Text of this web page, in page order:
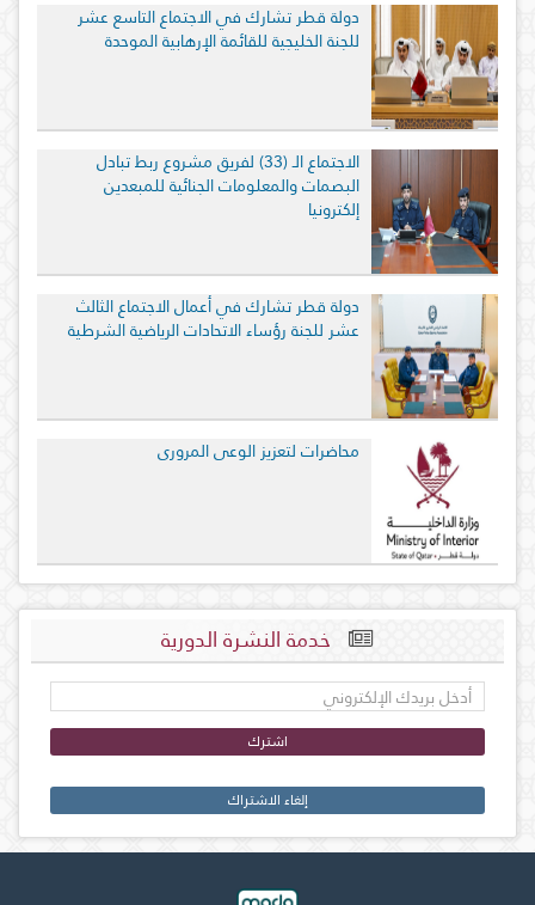
دولة قطر تشارك في الاجتماع التاسع عشر
للجنة الخليجية للقائمة الإرهابية الموحدة
الاجتماع الـ (33) لفريق مشروع ربط تبادل
البصمات والمعلومات الجنائية للمبعدين
إلكترونيا
دولة قطر تشارك في أعمال الاجتماع الثالث
عشر للجنة رؤساء الاتحادات الرياضية الشرطية
محاضرات لتعزيز الوعي المروري
خدمة النشرة الدورية
اشترك
إلغاء الاشتراك